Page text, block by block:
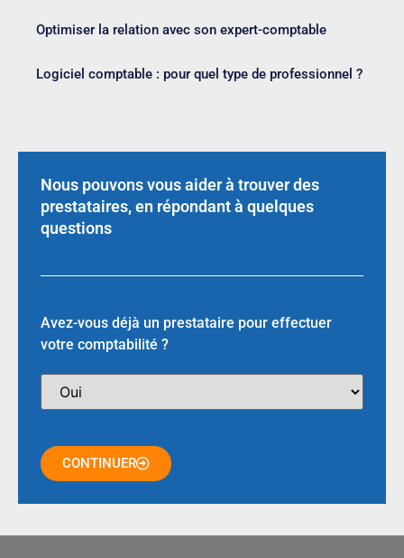
Optimiser la relation avec son expert-comptable
Logiciel comptable : pour quel type de professionnel ?
Nous pouvons vous aider à trouver des
prestataires, en répondant à quelques
questions
Avez-vous déjà un prestataire pour effectuer
votre comptabilité ?
CONTINUER